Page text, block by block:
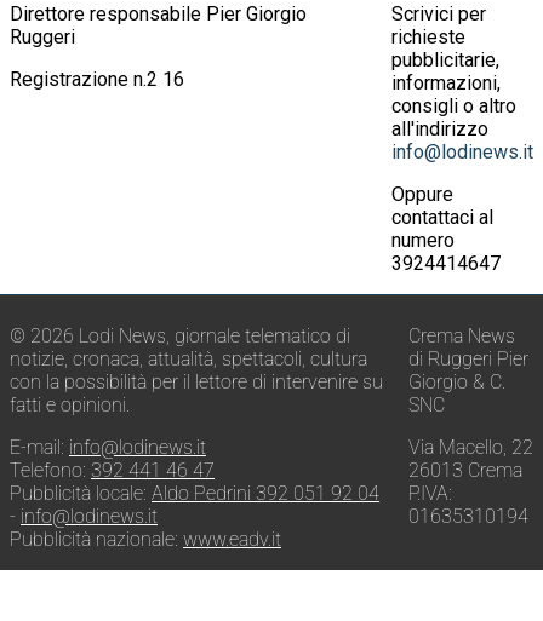
Direttore responsabile Pier Giorgio
Ruggeri
Registrazione n.2 16
Scrivici per
richieste
pubblicitarie,
informazioni,
consigli o altro
all'indirizzo
info@lodinews.it
Oppure
contattaci al
numero
3924414647
© 2026 Lodi News, giornale telematico di
notizie, cronaca, attualità, spettacoli, cultura
con la possibilità per il lettore di intervenire su
fatti e opinioni.
E-mail: info@lodinews.it
Telefono: 392 441 46 47
Pubblicità locale: Aldo Pedrini 392 051 92 04
- info@lodinews.it
Pubblicità nazionale: www.eadv.it
Crema News
di Ruggeri Pier
Giorgio & C.
SNC
Via Macello, 22
26013 Crema
P.IVA:
01635310194